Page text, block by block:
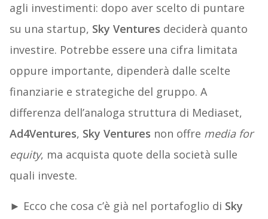
agli investimenti: dopo aver scelto di puntare
su una startup, Sky Ventures deciderà quanto
investire. Potrebbe essere una cifra limitata
oppure importante, dipenderà dalle scelte
finanziarie e strategiche del gruppo. A
differenza dell’analoga struttura di Mediaset,
Ad4Ventures, Sky Ventures non offre media for
equity, ma acquista quote della società sulle
quali investe.
► Ecco che cosa c’è già nel portafoglio di Sky